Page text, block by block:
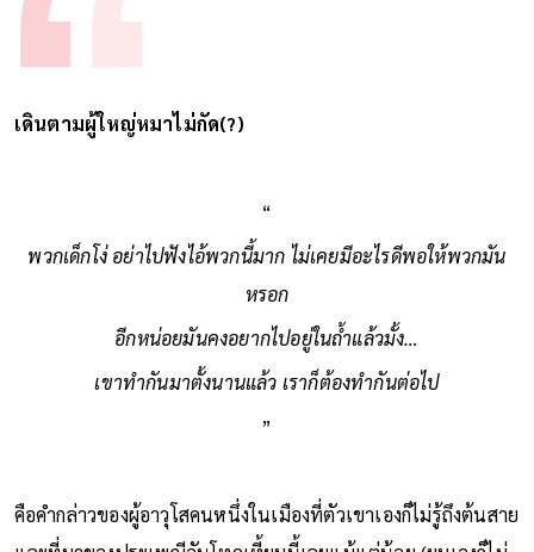
เดินตามผู้ใหญ่หมาไม่กัด(?)
“
พวกเด็กโง่ อย่าไปฟังไอ้พวกนี้มาก ไม่เคยมีอะไรดีพอให้พวกมัน
หรอก
อีกหน่อยมันคงอยากไปอยู่ในถ้ำแล้วมั้ง…
เขาทำกันมาตั้งนานแล้ว เราก็ต้องทำกันต่อไป
”
คือคำกล่าวของผู้อาวุโสคนหนึ่งในเมืองที่ตัวเขาเองก็ไม่รู้ถึงต้นสาย